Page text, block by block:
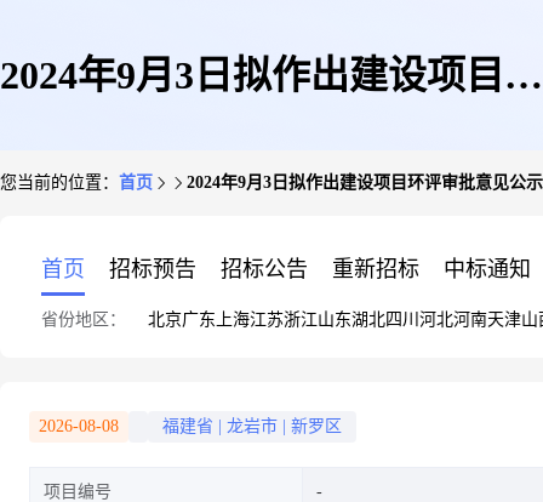
2024年9月3日拟作出建设项目环
您当前的位置： 首页 2024年9月3日拟作出建设项目环评审批意见公
首页 招标预告 招标公告 重新招标 中标通知
省份地区： 北京广东 上海江苏浙江山东湖北四川 河北河南天津山
2026-08-08 福建省 龙岩市 新罗区
项目编号